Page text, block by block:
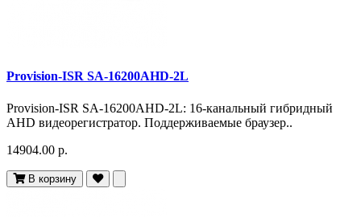
Provision-ISR SA-16200AHD-2L
Provision-ISR SA-16200AHD-2L: 16-канальный гибридный
AHD видеорегистратор. Поддерживаемые браузер..
14904.00 р.
В корзину